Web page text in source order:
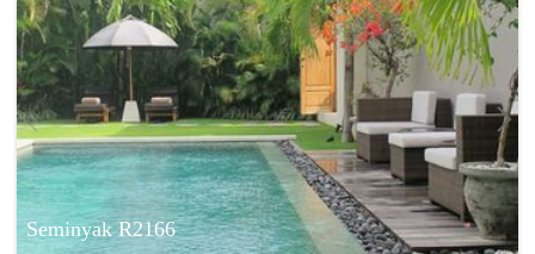
Seminyak R2166